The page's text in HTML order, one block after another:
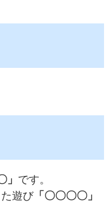
」 です。
遊び「〇〇〇〇」